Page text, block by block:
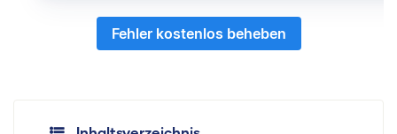
Fehler kostenlos beheben